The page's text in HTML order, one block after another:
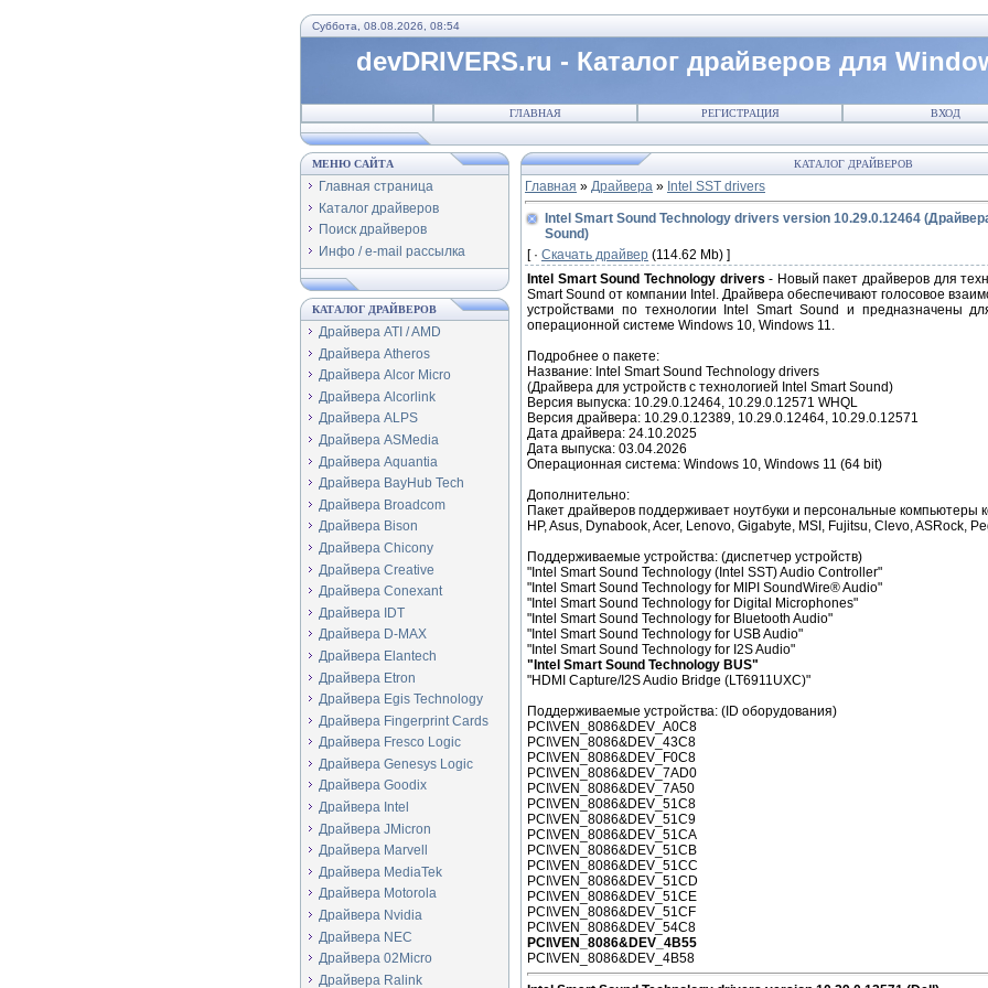
Суббота, 08.08.2026, 08:54
devDRIVERS.ru - Каталог драйверов для
ГЛАВНАЯ РЕГИСТРАЦИЯ
ВХОД
МЕНЮ САЙТА
Главная страница
Каталог драйверов
Поиск драйверов
Инфо / e-mail рассылка
КАТАЛОГ ДРАЙВЕРОВ
Драйвера ATI / AMD
Драйвера Atheros
Драйвера Alcor Micro
Драйвера Alcorlink
Драйвера ALPS
Драйвера ASMedia
Драйвера Aquantia
Драйвера BayHub Tech
Драйвера Broadcom
Драйвера Bison
Драйвера Chicony
Драйвера Creative
Драйвера Conexant
Драйвера IDT
Драйвера D-MAX
Драйвера Elantech
Драйвера Etron
Драйвера Egis Technology
Драйвера Fingerprint Cards
Драйвера Fresco Logic
Драйвера Genesys Logic
Драйвера Goodix
Драйвера Intel
Драйвера JMicron
Драйвера Marvell
Драйвера MediaTek
Драйвера Motorola
Драйвера Nvidia
Драйвера NEC
Драйвера 02Micro
Драйвера Ralink
КАТАЛОГ ДРАЙВЕРОВ
Главная » Драйвера » Intel SST drivers
Intel Smart Sound Technology drivers version 10.29.0.12464
Sound)
[ · Скачать драйвер (114.62 Mb) ]
Intel Smart Sound Technology drivers - Новый пакет драйверов для
Smart Sound от компании Intel. Драйвера обеспечивают голосовое
устройствами по технологии Intel Smart Sound и предназначены
операционной системе Windows 10, Windows 11.
Подробнее о пакете:
Название: Intel Smart Sound Technology drivers
(Драйвера для устройств с технологией Intel Smart Sound)
Версия выпуска: 10.29.0.12464, 10.29.0.12571 WHQL
Версия драйвера: 10.29.0.12389, 10.29.0.12464, 10.29.0.12571
Дата драйвера: 24.10.2025
Дата выпуска: 03.04.2026
Операционная система: Windows 10, Windows 11 (64 bit)
Дополнительно:
Пакет драйверов поддерживает ноутбуки и персональные компьютеры
HP, Asus, Dynabook, Acer, Lenovo, Gigabyte, MSI, Fujitsu, Clevo, ASRock,
Поддерживаемые устройства: (диспетчер устройств)
"Intel Smart Sound Technology (Intel SST) Audio Controller"
"Intel Smart Sound Technology for MIPI SoundWire® Audio"
"Intel Smart Sound Technology for Digital Microphones"
"Intel Smart Sound Technology for Bluetooth Audio"
"Intel Smart Sound Technology for USB Audio"
"Intel Smart Sound Technology for I2S Audio"
"Intel Smart Sound Technology BUS"
"HDMI Capture/I2S Audio Bridge (LT6911UXC)"
Поддерживаемые устройства: (ID оборудования)
PCI\VEN_8086&DEV_A0C8
PCI\VEN_8086&DEV_43C8
PCI\VEN_8086&DEV_F0C8
PCI\VEN_8086&DEV_7AD0
PCI\VEN_8086&DEV_7A50
PCI\VEN_8086&DEV_51C8
PCI\VEN_8086&DEV_51C9
PCI\VEN_8086&DEV_51CA
PCI\VEN_8086&DEV_51CB
PCI\VEN_8086&DEV_51CC
PCI\VEN_8086&DEV_51CD
PCI\VEN_8086&DEV_51CE
PCI\VEN_8086&DEV_51CF
PCI\VEN_8086&DEV_54C8
PCI\VEN_8086&DEV_4B55
PCI\VEN_8086&DEV_4B58